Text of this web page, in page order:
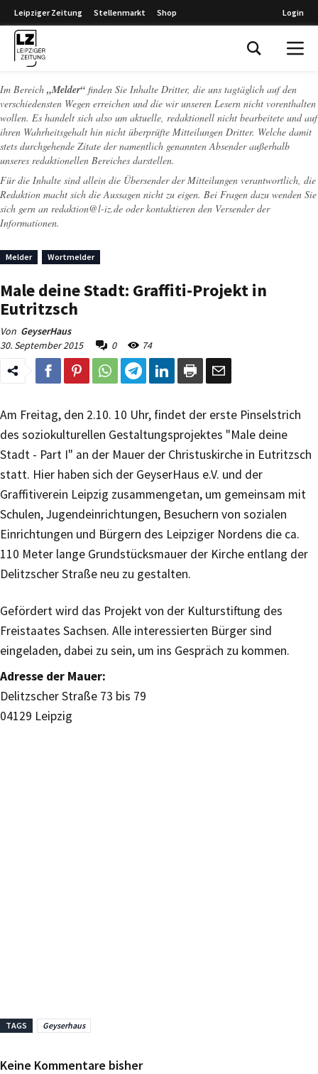
Leipziger Zeitung Stellenmarkt Shop Login
Im Bereich „Melder“ finden Sie Inhalte Dritter, die uns tagtäglich auf den
verschiedensten Wegen erreichen und die wir unseren Lesern nicht vorenthalten
wollen. Es handelt sich also um aktuelle, redaktionell nicht bearbeitete und auf
ihren Wahrheitsgehalt hin nicht überprüfte Mitteilungen Dritter. Welche damit
stets durchgehende Zitate der namentlich genannten Absender außerhalb
unseres redaktionellen Bereiches darstellen.
Für die Inhalte sind allein die Übersender der Mitteilungen verantwortlich, die
Redaktion macht sich die Aussagen nicht zu eigen. Bei Fragen dazu wenden Sie
sich gern an redaktion@l-iz.de oder kontaktieren den Versender der
Informationen.
Melder Wortmelder
Male deine Stadt: Graffiti-Projekt in
Eutritzsch
Von GeyserHaus
30. September 2015
0 74
Am Freitag, den 2.10. 10 Uhr, findet der erste Pinselstrich
des soziokulturellen Gestaltungsprojektes "Male deine
Stadt - Part I" an der Mauer der Christuskirche in Eutritzsch
statt. Hier haben sich der GeyserHaus e.V. und der
Graffitiverein Leipzig zusammengetan, um gemeinsam mit
Schulen, Jugendeinrichtungen, Besuchern von sozialen
Einrichtungen und Bürgern des Leipziger Nordens die ca.
110 Meter lange Grundstücksmauer der Kirche entlang der
Delitzscher Straße neu zu gestalten.
Gefördert wird das Projekt von der Kulturstiftung des
Freistaates Sachsen. Alle interessierten Bürger sind
eingeladen, dabei zu sein, um ins Gespräch zu kommen.
Adresse der Mauer:
Delitzscher Straße 73 bis 79
04129 Leipzig
TAGS Geyserhaus
Keine Kommentare bisher